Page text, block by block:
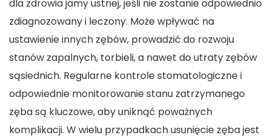
dla zdrowia jamy ustnej, jeśli nie zostanie odpowiednio
zdiagnozowany i leczony. Może wpływać na
ustawienie innych zębów, prowadzić do rozwoju
stanów zapalnych, torbieli, a nawet do utraty zębów
sąsiednich. Regularne kontrole stomatologiczne i
odpowiednie monitorowanie stanu zatrzymanego
zęba są kluczowe, aby uniknąć poważnych
komplikacji. W wielu przypadkach usunięcie zęba jest